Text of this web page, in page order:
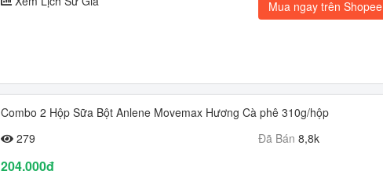
Mua ngay trên Shopee
Combo 2 Hộp Sữa Bột Anlene Movemax Hương Cà phê 310g/hộp
279
Đã Bán 8,8k
204.000đ